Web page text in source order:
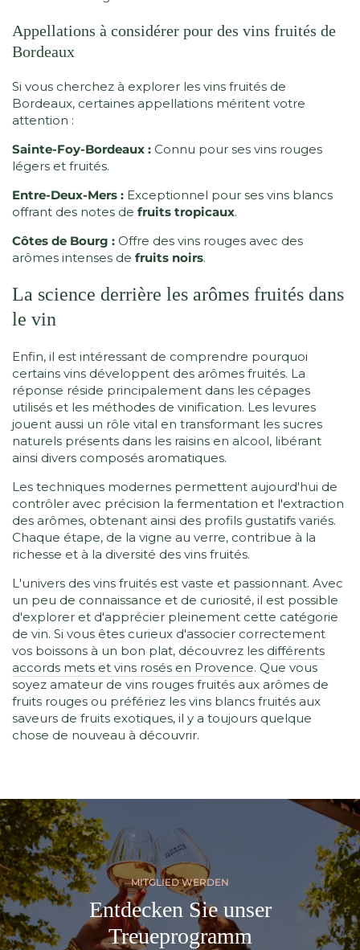
Appellations à considérer pour des vins fruités de
Bordeaux
Si vous cherchez à explorer les vins fruités de
Bordeaux, certaines appellations méritent votre
attention :
Sainte-Foy-Bordeaux : Connu pour ses vins rouges
légers et fruités.
Entre-Deux-Mers : Exceptionnel pour ses vins blancs
offrant des notes de fruits tropicaux.
Côtes de Bourg : Offre des vins rouges avec des
arômes intenses de fruits noirs.
La science derrière les arômes fruités dans
le vin
Enfin, il est intéressant de comprendre pourquoi
certains vins développent des arômes fruités. La
réponse réside principalement dans les cépages
utilisés et les méthodes de vinification. Les levures
jouent aussi un rôle vital en transformant les sucres
naturels présents dans les raisins en alcool, libérant
ainsi divers composés aromatiques.
Les techniques modernes permettent aujourd'hui de
contrôler avec précision la fermentation et l'extraction
des arômes, obtenant ainsi des profils gustatifs variés.
Chaque étape, de la vigne au verre, contribue à la
richesse et à la diversité des vins fruités.
L'univers des vins fruités est vaste et passionnant. Avec
un peu de connaissance et de curiosité, il est possible
d'explorer et d'apprécier pleinement cette catégorie
de vin. Si vous êtes curieux d'associer correctement
vos boissons à un bon plat, découvrez les différents
accords mets et vins rosés en Provence. Que vous
soyez amateur de vins rouges fruités aux arômes de
fruits rouges ou préfériez les vins blancs fruités aux
saveurs de fruits exotiques, il y a toujours quelque
chose de nouveau à découvrir.
MITGLIED WERDEN
Entdecken Sie unser
Treueprogramm